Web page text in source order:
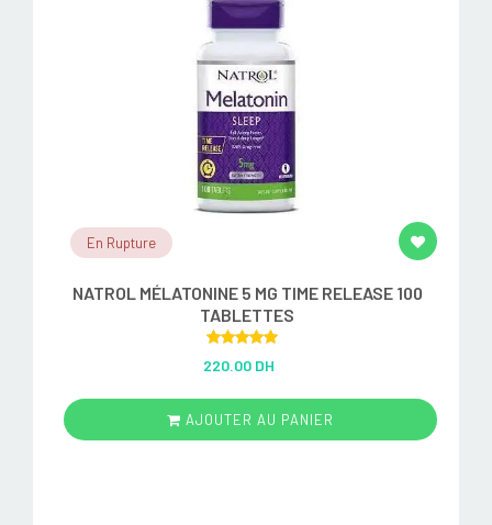
En Rupture
NATROL MÉLATONINE 5 MG TIME RELEASE 100
TABLETTES
out of 5
220.00 DH
AJOUTER AU PANIER